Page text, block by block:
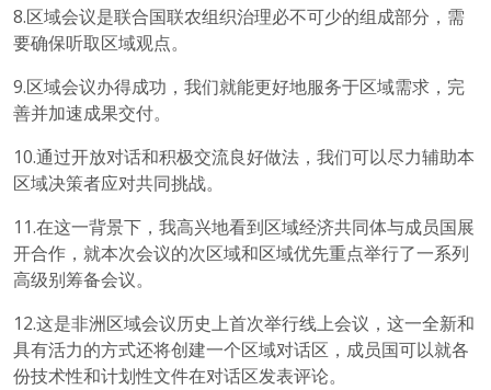
8.区域会议是联合国联农组织治理必不可少的组成部分，需
要确保听取区域观点。
9.区域会议办得成功，我们就能更好地服务于区域需求，完
善并加速成果交付。
10.通过开放对话和积极交流良好做法，我们可以尽力辅助本
区域决策者应对共同挑战。
11.在这一背景下，我高兴地看到区域经济共同体与成员国展
开合作，就本次会议的次区域和区域优先重点举行了一系列
高级别筹备会议。
12.这是非洲区域会议历史上首次举行线上会议，这一全新和
具有活力的方式还将创建一个区域对话区，成员国可以就各
份技术性和计划性文件在对话区发表评论。